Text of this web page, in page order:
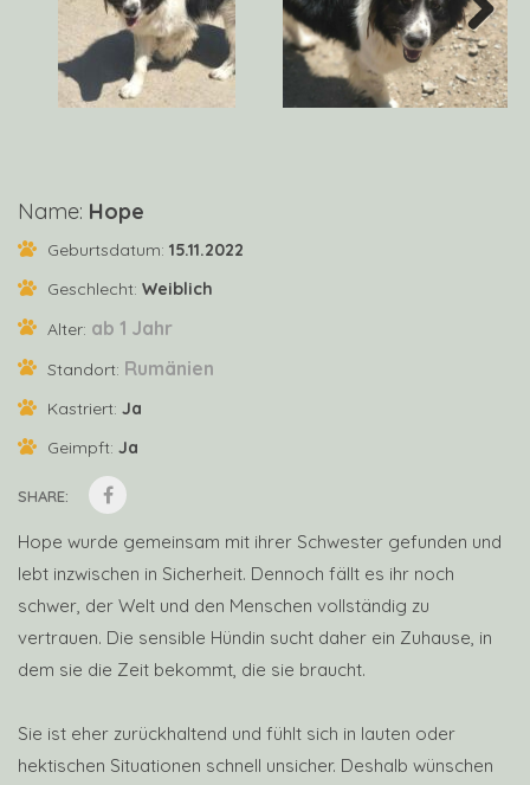
Next
Name: Hope
Geburtsdatum: 15.11.2022
Geschlecht: Weiblich
Alter: ab 1 Jahr
Standort: Rumänien
Kastriert: Ja
Geimpft: Ja
SHARE:
Hope wurde gemeinsam mit ihrer Schwester gefunden und
lebt inzwischen in Sicherheit. Dennoch fällt es ihr noch
schwer, der Welt und den Menschen vollständig zu
vertrauen. Die sensible Hündin sucht daher ein Zuhause, in
dem sie die Zeit bekommt, die sie braucht.
Sie ist eher zurückhaltend und fühlt sich in lauten oder
hektischen Situationen schnell unsicher. Deshalb wünschen